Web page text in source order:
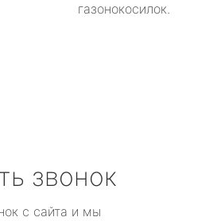
газонокосилок.
звонок
с сайта и мы